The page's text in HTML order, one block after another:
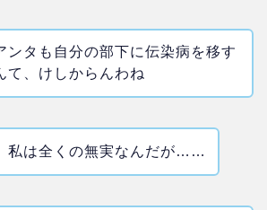
ンタも自分の部下に伝染病を移す
て、けしからんわね
私は全くの無実なんだが……